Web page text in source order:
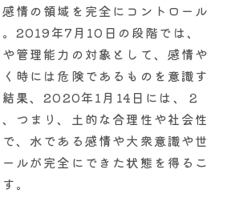
情の領域を完全にコントロール
2019年7月10日の段階では、
管理能力の対象として、感情や
時には危険であるものを意識す
果、2020年1月14日には、２
つまり、土的な合理性や社会性
、水である感情や大衆意識や世
ルが完全にできた状態を得るこ
。